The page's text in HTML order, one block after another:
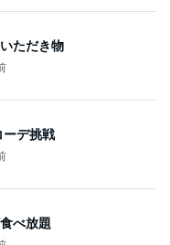
ただき物
ーデ挑戦
べ放題